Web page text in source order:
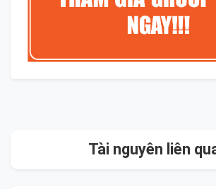
Tài nguyên liên